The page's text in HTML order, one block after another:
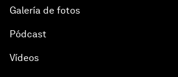
Galería de fotos
Pódcast
Vídeos